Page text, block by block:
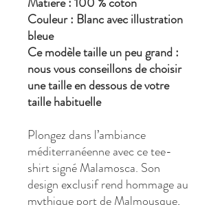
Couleur : Blanc avec illustration
bleue
Ce modèle taille un peu grand :
nous vous conseillons de choisir
une taille en dessous de votre
taille habituelle
Plongez dans l’ambiance
méditerranéenne avec ce tee-
shirt signé Malamosca. Son
design exclusif rend hommage au
mythique port de Malmousque,